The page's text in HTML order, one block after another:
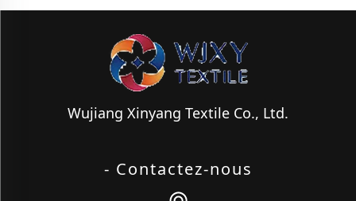
Wujiang Xinyang Textile Co., Ltd.
- Contactez-nous